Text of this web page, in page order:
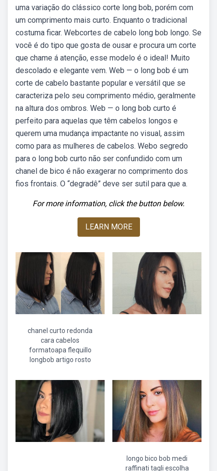
uma variação do clássico corte long bob, porém com
um comprimento mais curto. Enquanto o tradicional
costuma ficar. Webcortes de cabelo long bob longo. Se
você é do tipo que gosta de ousar e procura um corte
que chame á atenção, esse modelo é o ideal! Muito
descolado e elegante vem. Web — o long bob é um
corte de cabelo bastante popular e versátil que se
caracteriza pelo seu comprimento médio, geralmente
na altura dos ombros. Web — o long bob curto é
perfeito para aquelas que têm cabelos longos e
querem uma mudança impactante no visual, assim
como para as mulheres de cabelos. Webo segredo
para o long bob curto não ser confundido com um
chanel de bico é não exagerar no comprimento dos
fios frontais. O “degradê” deve ser sutil para que a.
For more information, click the button below.
LEARN MORE
chanel curto redonda
cara cabelos
formatoapa flequillo
longbob artigo rosto
longo bico bob medi
raffinati tagli escolha